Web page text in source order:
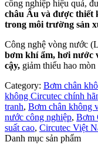
công nghiệp hiệu quả,
châu Âu và được thiết
trong môi trường sản
Công nghệ vòng nước
bơm khí ẩm, hơi nước
cậy, giảm thiểu hao
Category: Bơm chân
không Circutec chính
tranh, Bơm chân không
nước công nghiệp, Bơm
suất cao, Circutec Việt
Danh mục sản phẩm